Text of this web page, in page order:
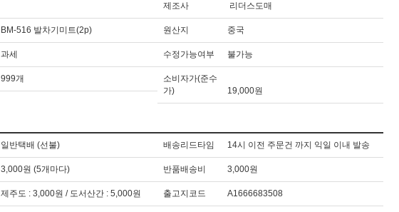
제조사 리더스도매
BM-516 발차기미트(2p) 원산지 중국
과세 수정가능여부 불가능
999개
소비자가(준수
가)
19,000원
일반택배 (선불) 배송리드타임 14시 이전 주문건 까지 익일 이내 발송
3,000원 (5개마다) 반품배송비 3,000원
제주도 : 3,000원 / 도서산간 : 5,000원 출고지코드 A1666683508